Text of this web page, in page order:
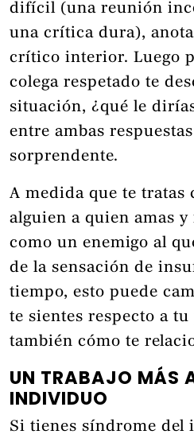
difícil (una reunión
una crítica dura),
crítico interior. Luego
colega respetado te
situación, ¿qué le
entre ambas
sorprendente.
A medida que te tratas
alguien a quien amas y
como un enemigo al
de la sensación de
tiempo, esto puede
te sientes respecto a
también cómo te
UN TRABAJO MÁS
INDIVIDUO
Si tienes síndrome del